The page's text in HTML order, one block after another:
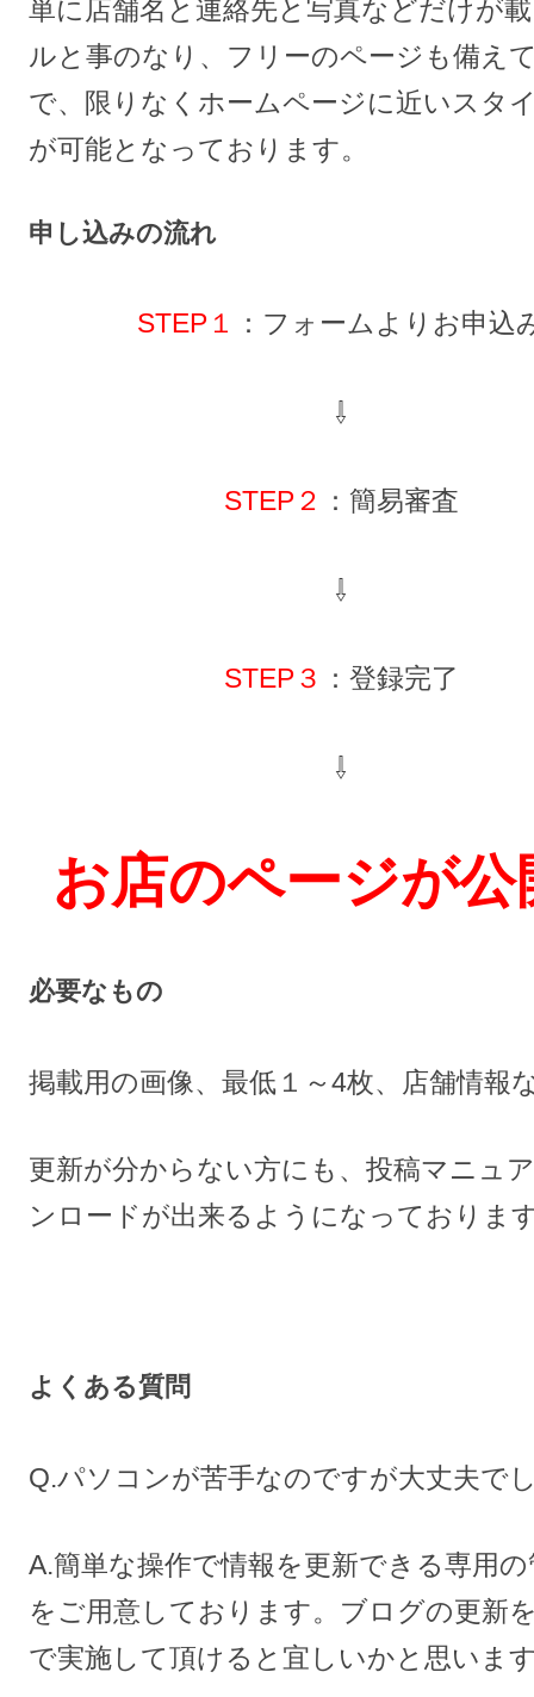
単に店舗名と連絡先と写真などだけが
ルと事のなり、フリーのページも備え
で、限りなくホームページに近いスタ
が可能となっております。
申し込みの流れ
STEP１ ：フォームよりお申込
⇩
STEP２ ：簡易審査
⇩
STEP３ ：登録完了
⇩
お店のページが公
必要なもの
掲載用の画像、最低１～4枚、店舗情報
更新が分からない方にも、投稿マニュ
ンロードが出来るようになっておりま
よくある質問
Q.パソコンが苦手なのですが大丈夫で
A.簡単な操作で情報を更新できる専用
をご用意しております。ブログの更新
で実施して頂けると宜しいかと思いま